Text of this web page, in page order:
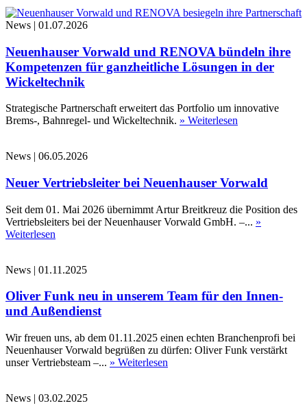
News | 01.07.2026
Neuenhauser Vorwald und RENOVA bündeln ihre
Kompetenzen für ganzheitliche Lösungen in der
Wickeltechnik
Strategische Partnerschaft erweitert das Portfolio um innovative
Brems-, Bahnregel- und Wickeltechnik. » Weiterlesen
News | 06.05.2026
Neuer Vertriebsleiter bei Neuenhauser Vorwald
Seit dem 01. Mai 2026 übernimmt Artur Breitkreuz die Position des
Vertriebsleiters bei der Neuenhauser Vorwald GmbH. –... »
Weiterlesen
News | 01.11.2025
Oliver Funk neu in unserem Team für den Innen-
und Außendienst
Wir freuen uns, ab dem 01.11.2025 einen echten Branchenprofi bei
Neuenhauser Vorwald begrüßen zu dürfen: Oliver Funk verstärkt
unser Vertriebsteam –... » Weiterlesen
News | 03.02.2025